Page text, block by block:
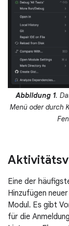
Abbildung 1.
Menü oder durch
Eine der
Hinzufügen
Modul. Es gibt
für die